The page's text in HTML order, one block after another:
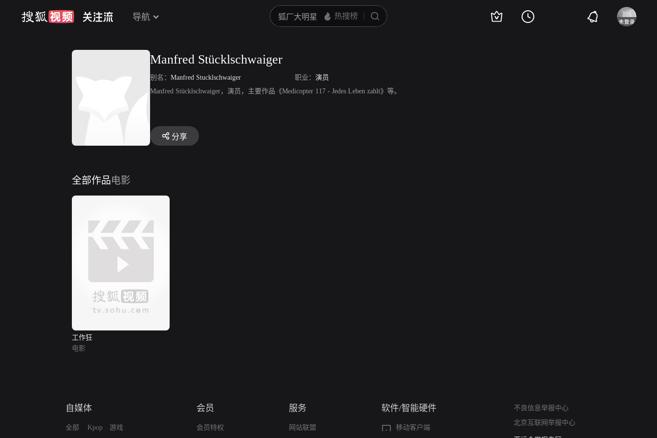
导航
Manfred Stücklschwaiger
别名： Manfred Stucklschwaiger 职业： 演员
Manfred Stücklschwaiger，演员，主要作品《Medicopter 117 - Jedes Leben zahlt》等。
分享
全部作品电影
工作狂
电影
自媒体
全部 Kpop 游戏
会员
会员特权
服务
网站联盟
软件/智能硬件
移动客户端
不良信息举报中心
北京互联网举报中心
算法推荐专项举报